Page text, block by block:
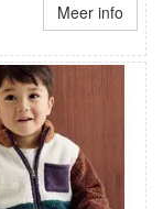
Meer info